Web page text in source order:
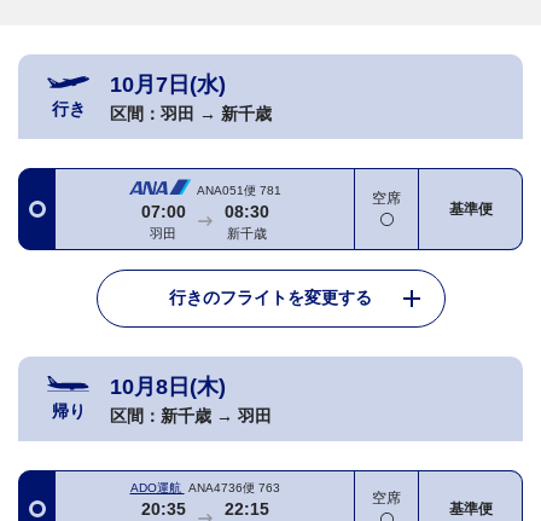
行き
10月7日(水)
区間： 羽田 → 新千歳
ANA051便 781
07:00
羽田
08:30
新千歳
空席
基準便
行きのフライトを変更する
帰り
10月8日(木)
区間： 新千歳 → 羽田
ADO運航 ANA4736便 763
20:35 22:15
空席
基準便